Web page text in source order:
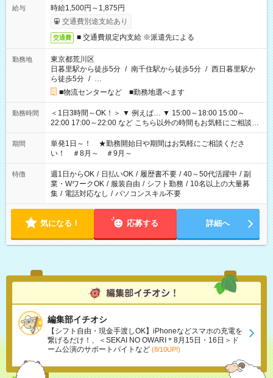
給与
時給1,500円～1,875円
交通費別途支給あり
交通費 ■ 交通費規定内支給 ※派遣先による
勤務地
東京都荒川区
日暮里駅から徒歩5分 / 南千住駅から徒歩5分 / 西日暮里駅か
ら徒歩5分 / …
■物流センターなど ■勤務地選べます
勤務時間
＜1日3時間～OK！＞ ▼ 例えば… ▼ 15:00～18:00 15:00～
22:00 17:00～22:00 など こちら以外の時間もお気軽にご相談く
ださい！
期間
単発1日～！ ★勤務開始日や期間はお気軽にご相談くださ
い！ ＃8月～ ＃9月～
特徴 週1日からOK / 日払いOK / 履歴書不要 / 40～50代活躍中 / 副
業・WワークOK / 服装自由 / シフト勤務 / 10名以上の大量募
集 / 電話対応なし / パソコンスキル不要
気になる！ 応募する 詳細へ
編集部イチオシ
【シフト自由・現金手渡しOK】iPhoneなどスマホの充電を
繋げるだけ！、＜SEKAI NO OWARI＊8月15日・16日＞ド
ーム公演のサポートバイトなど (8/10UP!)